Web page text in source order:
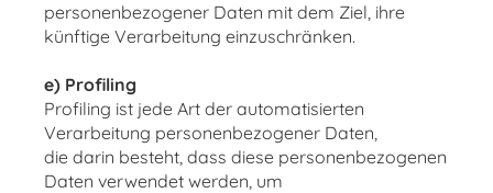
personenbezogener Daten mit dem Ziel, ihre
künftige Verarbeitung einzuschränken.
e) Profiling
Profiling ist jede Art der automatisierten
Verarbeitung personenbezogener Daten,
die darin besteht, dass diese personenbezogenen
Daten verwendet werden, um